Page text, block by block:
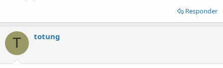
Responder
T totung